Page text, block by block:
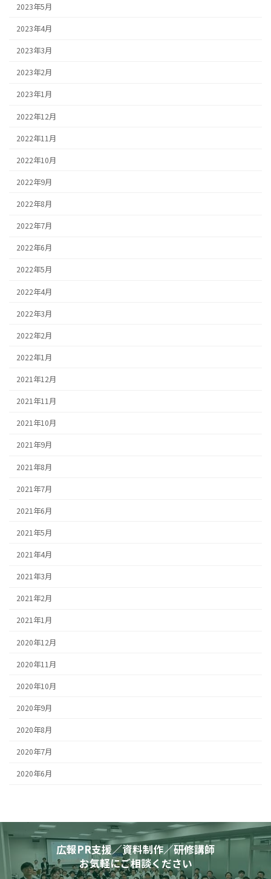
2023年5月
2023年4月
2023年3月
2023年2月
2023年1月
2022年12月
2022年11月
2022年10月
2022年9月
2022年8月
2022年7月
2022年6月
2022年5月
2022年4月
2022年3月
2022年2月
2022年1月
2021年12月
2021年11月
2021年10月
2021年9月
2021年8月
2021年7月
2021年6月
2021年5月
2021年4月
2021年3月
2021年2月
2021年1月
2020年12月
2020年11月
2020年10月
2020年9月
2020年8月
2020年7月
2020年6月
広報PR支援／資料制作／研修講師
お気軽にご相談ください